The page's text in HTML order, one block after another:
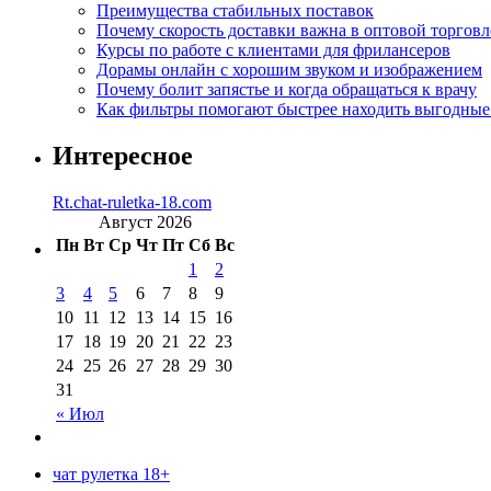
Преимущества стабильных поставок
Почему скорость доставки важна в оптовой
Курсы по работе с клиентами для фрилансеров
Дорамы онлайн с хорошим звуком и изображением
Почему болит запястье и когда обращаться к врачу
Как фильтры помогают быстрее находить
Интересное
Rt.chat-ruletka-18.com
Август 2026
Пн Вт Ср Чт Пт Сб Вс
« Июл
1
2
3
4 5 6 7 8
9
10 11 12 13 14 15 16
17 18 19 20 21 22 23
24 25 26 27 28 29 30
31
чат рулетка 18+